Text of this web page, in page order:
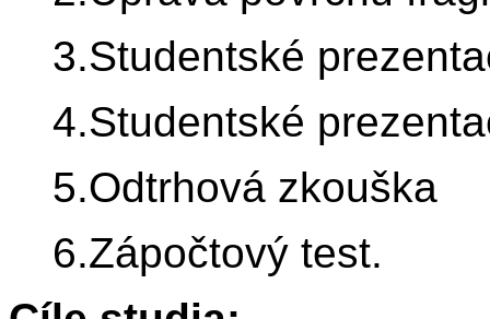
3.Studentské
4.Studentské
5.Odtrhová zkouška
6.Zápočtový test.